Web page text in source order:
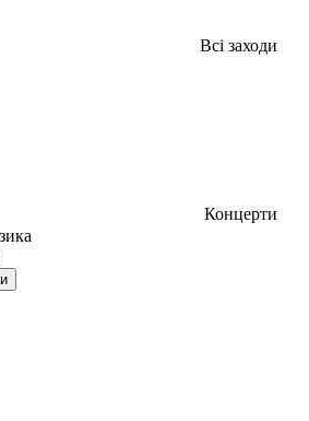
Всі заходи
Концерти